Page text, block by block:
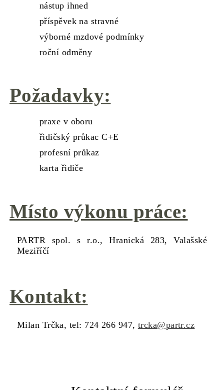
nástup ihned
příspěvek na stravné
výborné mzdové podmínky
roční odměny
Požadavky:
praxe v oboru
řidičský průkac C+E
profesní průkaz
karta řidiče
Místo výkonu práce:
PARTR spol. s r.o., Hranická 283, Valašské
Meziříčí
Kontakt:
Milan Trčka, tel: 724 266 947, trcka@partr.cz